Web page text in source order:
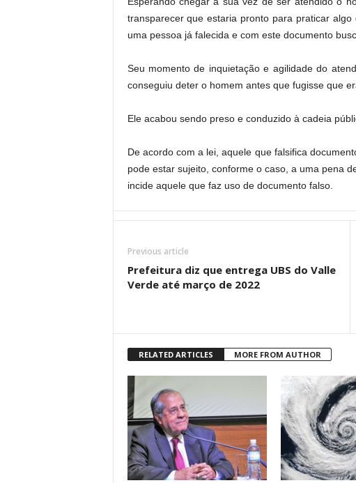
transparecer que estaria pronto para praticar
uma pessoa já falecida e com este documento
Seu momento de inquietação e agilidade do
conseguiu deter o homem antes que fugisse que
Ele acabou sendo preso e conduzido à cadeia
De acordo com a lei, aquele que falsifica
pode estar sujeito, conforme o caso, a uma pena
incide aquele que faz uso de documento falso.
Previous article
Prefeitura diz que entrega UBS do Valle
Verde até março de 2022
RELATED ARTICLES MORE FROM AUTHOR